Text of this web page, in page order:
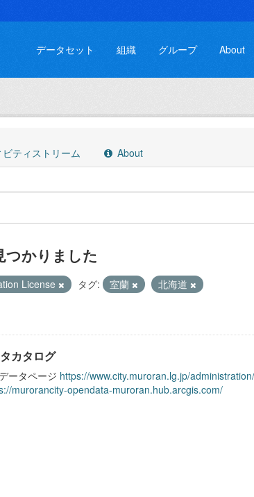
データセット 組織 グループ About
ティストリーム About
つかりました
License タグ: 室蘭
北海道
カタログ
ータページ https://www.city.muroran.lg.jp/
murorancity-opendata-muroran.hub.arcgis.com/